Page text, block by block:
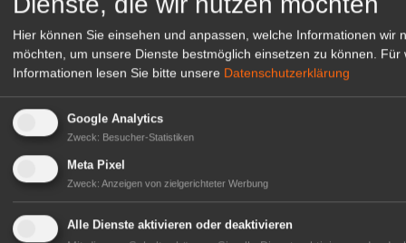
Kientzler Jungpflanzen GmbH
Gärtner im Zierpflanzenbau
Hier können Sie einsehen und anpassen, welche Informationen wir
möchten, um unsere Dienste bestmöglich einsetzen zu können. Für
Informationen lesen Sie bitte unsere Datenschutzerklärung
Google Analytics
Zweck: Besucher-Statistiken
Meta Pixel
Zweck: Anzeigen von zielgerichteter Werbung
Alle Dienste aktivieren oder deaktivieren